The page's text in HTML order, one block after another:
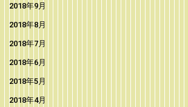
2018年9月
2018年8月
2018年7月
2018年6月
2018年5月
2018年4月